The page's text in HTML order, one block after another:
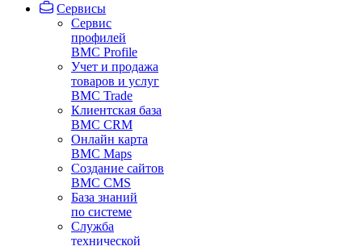
Сервисы
Сервис
профилей
BMC Profile
Учет и продажа
товаров и услуг
BMC Trade
Клиентская база
BMC CRM
Онлайн карта
BMC Maps
Создание сайтов
BMC CMS
База знаний
по системе
Служба
технической